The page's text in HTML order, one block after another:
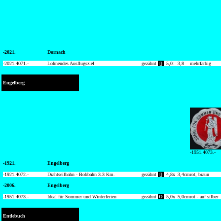
-2021. Dornach
-2021. 4071.- Lohnendes Ausflugsziel gezähnt [] 5,0: 3,8 mehrfarbig
Engelberg
-1951.4073.-
-1921.
Engelberg
-1921. 4072.- Drahtseilbahn - Bobbahn 3.3 Km. gezähnt [] 4,8x 3,4cmrot, braun
-2006.
Engelberg
-1951. 4073.- Ideal für Sommer und Winterferien gezähnt O 5,0x 5,0cmrot - auf silber
Entlebuch